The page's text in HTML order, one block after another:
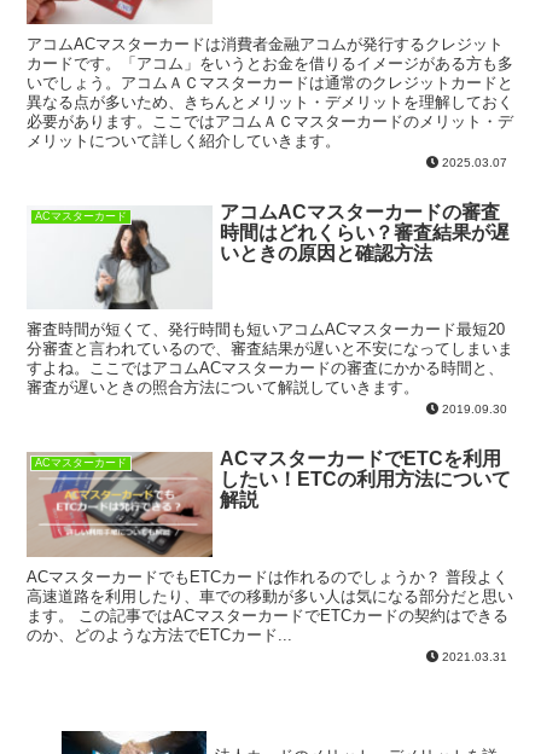
アコムACマスターカードは消費者金融アコムが発行するクレジット
カードです。「アコム」をいうとお金を借りるイメージがある方も多
いでしょう。アコムＡＣマスターカードは通常のクレジットカードと
異なる点が多いため、きちんとメリット・デメリットを理解しておく
必要があります。ここではアコムＡＣマスターカードのメリット・デ
メリットについて詳しく紹介していきます。
2025.03.07
ACマスターカード
アコムACマスターカードの審査
時間はどれくらい？審査結果が遅
いときの原因と確認方法
審査時間が短くて、発行時間も短いアコムACマスターカード最短20
分審査と言われているので、審査結果が遅いと不安になってしまいま
すよね。ここではアコムACマスターカードの審査にかかる時間と、
審査が遅いときの照合方法について解説していきます。
2019.09.30
ACマスターカード
ACマスターカードでETCを利用
したい！ETCの利用方法について
解説
ACマスターカードでもETCカードは作れるのでしょうか？ 普段よく
高速道路を利用したり、車での移動が多い人は気になる部分だと思い
ます。 この記事ではACマスターカードでETCカードの契約はできる
のか、どのような方法でETCカード...
2021.03.31